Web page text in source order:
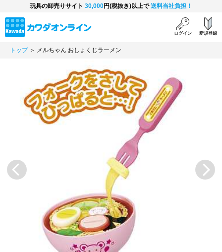
玩具の卸売りサイト 30,000円(税抜き)以上で送料当社負担！
ログイン 新規登録
トップ＞ メルちゃん おしょくじラーメン